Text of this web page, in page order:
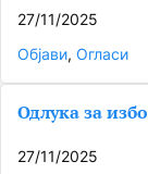
27/11/2025
Објави, Огласи
Одлука за
27/11/2025